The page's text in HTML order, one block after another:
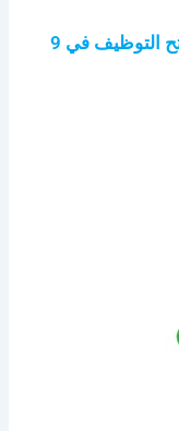
شركة آرلا (Arla Foods KSA) تعلن فتح التوظيف في 9